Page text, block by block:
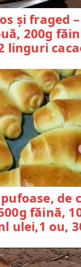
și fraged
200g
linguri
de
făină,
ulei,1 ou,